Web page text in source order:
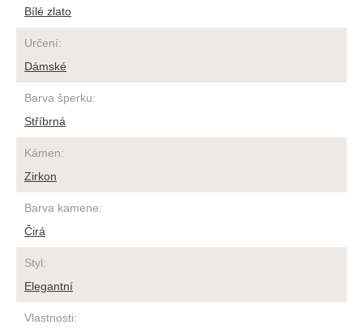
Bílé zlato
Určení:
Dámské
Barva šperku:
Stříbrná
Kámen:
Zirkon
Barva kamene:
Čirá
Styl:
Elegantní
Vlastnosti: